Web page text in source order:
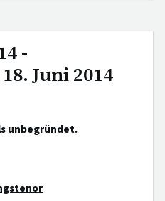
-
Juni 2014
unbegründet.